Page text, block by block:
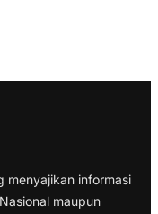
menyajikan informasi
maupun